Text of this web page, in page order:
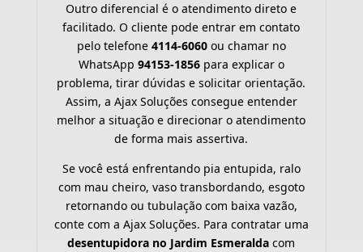
Outro diferencial é o atendimento direto e
facilitado. O cliente pode entrar em contato
pelo telefone 4114-6060ou chamar no
WhatsApp 94153-1856para explicar o
problema, tirar dúvidas e solicitar orientação.
Assim, a Ajax Soluções consegue entender
melhor a situação e direcionar o atendimento
de forma mais assertiva.
Se você está enfrentando pia entupida, ralo
com mau cheiro, vaso transbordando, esgoto
retornando ou tubulação com baixa vazão,
conte com a Ajax Soluções. Para contratar uma
desentupidora no Jardim Esmeralda com